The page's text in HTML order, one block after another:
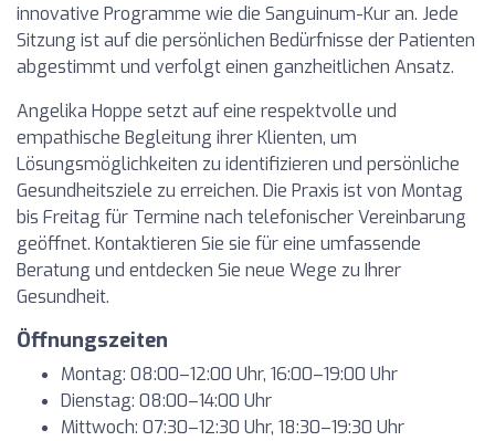
innovative Programme wie die Sanguinum-Kur an. Jede
Sitzung ist auf die persönlichen Bedürfnisse der Patienten
abgestimmt und verfolgt einen ganzheitlichen Ansatz.
Angelika Hoppe setzt auf eine respektvolle und
empathische Begleitung ihrer Klienten, um
Lösungsmöglichkeiten zu identifizieren und persönliche
Gesundheitsziele zu erreichen. Die Praxis ist von Montag
bis Freitag für Termine nach telefonischer Vereinbarung
geöffnet. Kontaktieren Sie sie für eine umfassende
Beratung und entdecken Sie neue Wege zu Ihrer
Gesundheit.
Öffnungszeiten
Montag: 08:00–12:00 Uhr, 16:00–19:00 Uhr
Dienstag: 08:00–14:00 Uhr
Mittwoch: 07:30–12:30 Uhr, 18:30–19:30 Uhr